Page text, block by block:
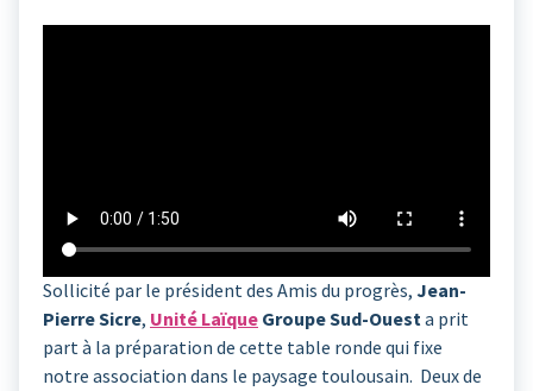
Sollicité par le président des Amis du progrès, Jean-
Pierre Sicre, Unité Laïque Groupe Sud-Ouesta prit
part à la préparation de cette table ronde qui fixe
notre association dans le paysage toulousain. Deux de